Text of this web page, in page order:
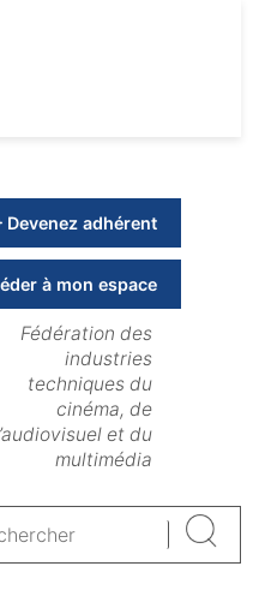
Devenez adhérent
à mon espace
Fédération des
industries
techniques du
cinéma, de
et du
multimédia